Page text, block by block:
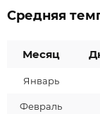
Средняя
Месяц
Январь
Февраль